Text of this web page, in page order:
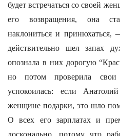
будет встречаться со своей
его возвращения, она
наклониться и
действительно шел запах
опознала в них дорогую
но потом проверила свои
успокоилась: если
женщине подарки, это шло
О всех его зарплатах и
досконально, потому что